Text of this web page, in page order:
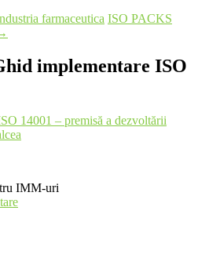
farmaceutica ISO PACKS
implementare ISO
14001 – premisă a dezvoltării
IMM-uri